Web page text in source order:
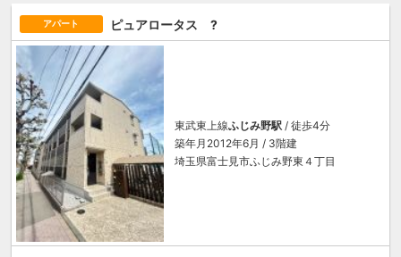
アパート ピュアロータス ?
東武東上線ふじみ野駅 / 徒歩4分
築年月2012年6月 / 3階建
埼玉県富士見市ふじみ野東４丁目